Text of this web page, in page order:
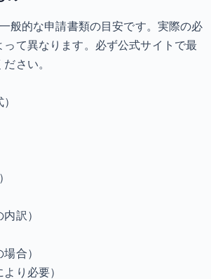
般的な申請書類の目安です。実際の必
って異なります。必ず公式サイトで最
さい。
訳）
合）
り必要）